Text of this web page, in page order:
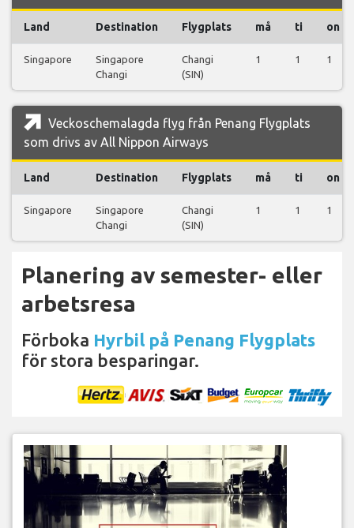
Land Destination Flygplats må ti on
Singapore
Singapore
Changi
Changi
(SIN)
1 1 1
Veckoschemalagda flyg från Penang Flygplats
som drivs av All Nippon Airways
Land Destination Flygplats må ti on
Singapore
Singapore
Changi
Changi
(SIN)
1 1 1
Planering av semester- eller
arbetsresa
Förboka Hyrbil på Penang Flygplats
för stora besparingar.